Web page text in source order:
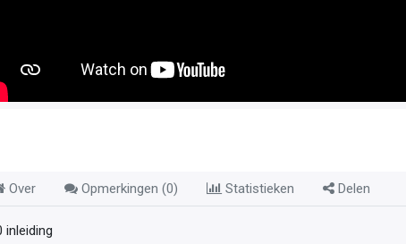
Over Opmerkingen (0) Statistieken Delen
inleiding